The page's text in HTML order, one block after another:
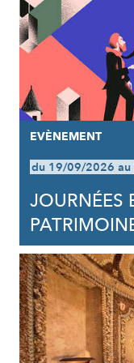
EVÈNEMENT
du 19/09/2026
JOURNÉES